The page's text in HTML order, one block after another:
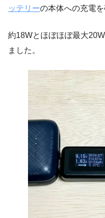
ッテリーの本体への充電を
約18Wとほぼほぼ最大
ました。